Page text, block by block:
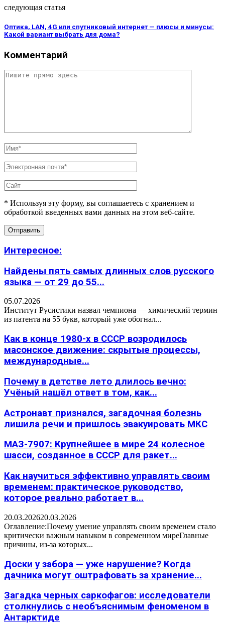
следующая статья
Оптика, LAN, 4G или спутниковый интернет — плюсы и минусы:
Какой вариант выбрать для дома?
Комментарий
* Используя эту форму, вы соглашаетесь с хранением и
обработкой введенных вами данных на этом веб-сайте.
Интересное:
Найдены пять самых длинных слов русского
языка — от 29 до 55...
05.07.2026
Институт Русистики назвал чемпиона — химический термин
из патента на 55 букв, который уже обогнал...
Как в конце 1980-х в СССР возродилось
масонское движение: скрытые процессы,
международные...
Почему в детстве лето длилось вечно:
Учёный нашёл ответ в том, как...
Астронавт признался, загадочная болезнь
лишила речи и пришлось эвакуировать МКС
МАЗ-7907: Крупнейшее в мире 24 колесное
шасси, созданное в СССР для ракет...
Как научиться эффективно управлять своим
временем: практическое руководство,
которое реально работает в...
20.03.202620.03.2026
Оглавление:Почему умение управлять своим временем стало
критически важным навыком в современном миреГлавные
причины, из-за которых...
Доски у забора — уже нарушение? Когда
дачника могут оштрафовать за хранение...
Загадка черных саркофагов: исследователи
столкнулись с необъяснимым феноменом в
Антарктиде